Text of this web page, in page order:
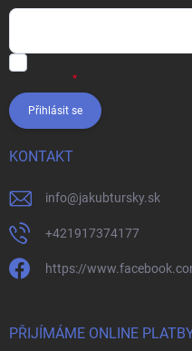
Přihlásit se
KONTAKT
info@jakubtursky.sk
+421917374177
https://
PŘIJÍMÁME ONLINE